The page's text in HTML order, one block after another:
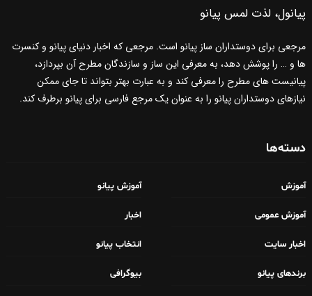
پیانول، لذت لمس پیانو
مرجعی برای دوستداران ساز پیانو است. مرجعی که اخبار دنیای پیانو و کنسرت
ها و … را پوشش دهد، به معرفی این ساز و سازندگان مطرح آن بپردازد،
پیانیست های مطرح را معرفی کند و به عبارت بهتر بتواند تا جای ممکن
نیازهای دوستداران پیانو را به عنوان یک مرجع فارسی برای پیانو برطرف کند.
دسته‌ها
آموزش آموزش پیانو
آموزش عمومی اخبار
اخبار سایت انتخاب پیانو
برندهای پیانو بیوگرافی